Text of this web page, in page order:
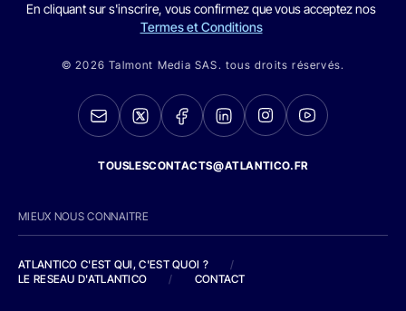
En cliquant sur s'inscrire, vous confirmez que vous acceptez nos
Termes et Conditions
© 2026 Talmont Media SAS. tous droits réservés.
TOUSLESCONTACTS@ATLANTICO.FR
MIEUX NOUS CONNAITRE
ATLANTICO C'EST QUI, C'EST QUOI ?
/
LE RESEAU D'ATLANTICO
/ CONTACT